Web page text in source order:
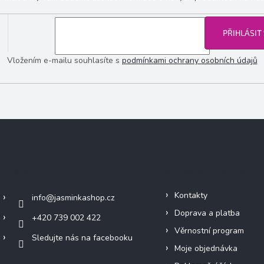
Vložením e-mailu souhlasíte s podmínkami ochrany osobních údajů
PŘIHLÁSIT
info@jasminkashop.cz
+420 739 002 422
Sledujte nás na facebooku
Kontakty
Doprava a platba
Věrnostní program
Moje objednávka